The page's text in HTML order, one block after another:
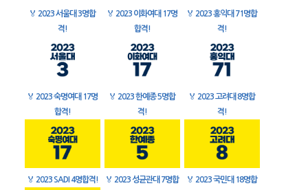
🏅 2023 서울대 3명합
격!
🏅 2023 이화여대 17명
합격!
🏅 2023 홍익대 71명합
격!
🏅 2023 숙명여대 17명
합격!
🏅 2023 한예종 5명합
격!
🏅 2023 고려대 8명합
격!
🏅 2023 SADI 4명합격! 🏅 2023 성균관대 7명합
🏅 2023 국민대 18명합